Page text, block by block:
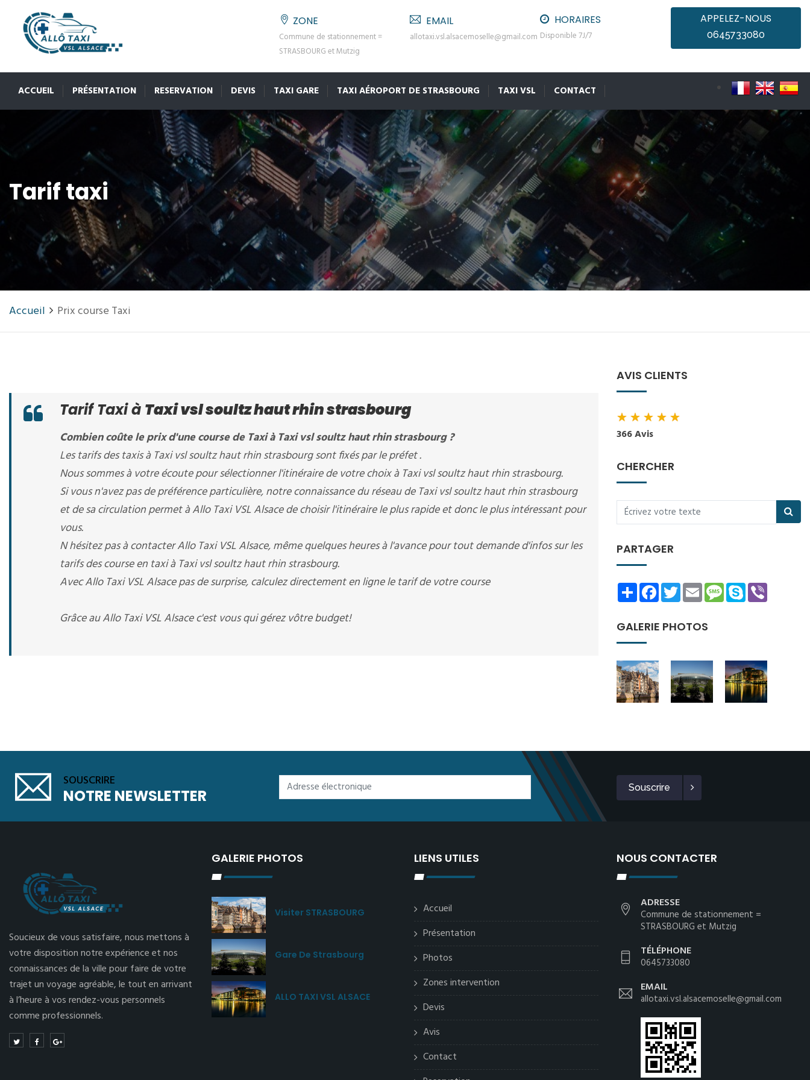
ZONE
Commune de stationnement =
STRASBOURG et Mutzig
EMAIL
allotaxi.vsl.alsacemoselle@gmail.com
HORAIRES
Disponible 7J/7
APPELEZ-NOUS
0645733080
ACCUEIL PRÉSENTATION RESERVATION DEVIS TAXI GARE TAXI AÉROPORT DE STRASBOURG TAXI VSL CONTACT
Tarif taxi
Accueil Prix course Taxi
Tarif Taxi à Taxi vsl soultz haut rhin strasbourg
Combien coûte le prix d'une course de Taxi à Taxi vsl soultz haut rhin strasbourg ?
Les tarifs des taxis à Taxi vsl soultz haut rhin strasbourg sont fixés par le préfet .
Nous sommes à votre écoute pour sélectionner l'itinéraire de votre choix à Taxi vsl soultz haut rhin strasbourg.
Si vous n'avez pas de préférence particulière, notre connaissance du réseau de Taxi vsl soultz haut rhin strasbourg
et de sa circulation permet à Allo Taxi VSL Alsace de choisir l'itinéraire le plus rapide et donc le plus intéressant pour
vous.
N hésitez pas à contacter Allo Taxi VSL Alsace, même quelques heures à l'avance pour tout demande d'infos sur les
tarifs des course en taxi à Taxi vsl soultz haut rhin strasbourg.
Avec Allo Taxi VSL Alsace pas de surprise, calculez directement en ligne le tarif de votre course
Grâce au Allo Taxi VSL Alsace c'est vous qui gérez vôtre budget!
AVIS CLIENTS
★★★★★
366 Avis
CHERCHER
PARTAGER
ShareFacebookTwitterEmailMessage
Skype
GALERIE PHOTOS
SOUSCRIRE
NOTRE NEWSLETTER Souscrire
Soucieux de vous satisfaire, nous mettons à
votre disposition notre expérience et nos
connaissances de la ville pour faire de votre
trajet un voyage agréable, le tout en arrivant
à l’heure à vos rendez-vous personnels
comme professionnels.
GALERIE PHOTOS
Visiter STRASBOURG
Gare De Strasbourg
ALLO TAXI VSL ALSACE
LIENS UTILES
Accueil
Présentation
Photos
Zones intervention
Devis
Avis
Contact
NOUS CONTACTER
ADRESSE
Commune de stationnement =
STRASBOURG et Mutzig
TÉLÉPHONE
0645733080
EMAIL
allotaxi.vsl.alsacemoselle@gmail.com